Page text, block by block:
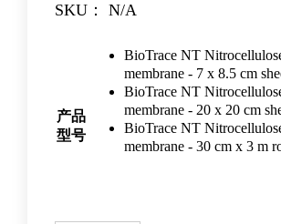
SKU： N/A
产品
型号
BioTrace NT
membrane - 7 x 8.5 cm
BioTrace NT
membrane - 20 x 20 cm
BioTrace NT
membrane - 30 cm x 3 m